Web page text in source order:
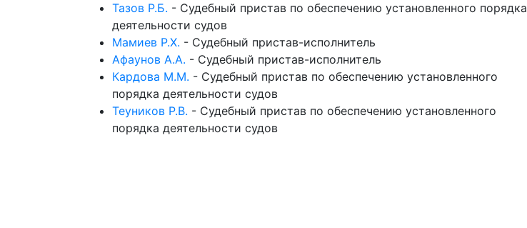
Тазов Р.Б. - Судебный пристав по обеспечению установленного порядка
деятельности судов
Мамиев Р.Х. - Судебный пристав-исполнитель
Афаунов А.А. - Судебный пристав-исполнитель
Кардова М.М. - Судебный пристав по обеспечению установленного
порядка деятельности судов
Теуников Р.В. - Судебный пристав по обеспечению установленного
порядка деятельности судов